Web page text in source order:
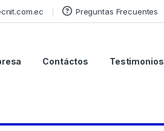
Preguntas Frecuentes
Contáctos Testimonios